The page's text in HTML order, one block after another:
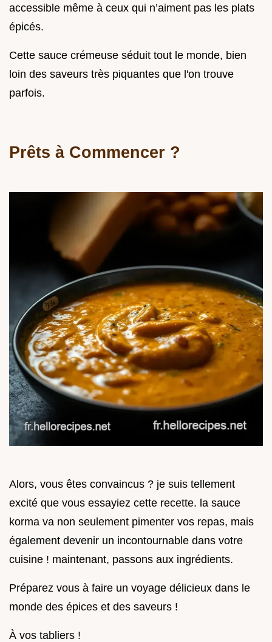
accessible même à ceux qui n’aiment pas les plats
épicés.
Cette sauce crémeuse séduit tout le monde, bien
loin des saveurs très piquantes que l'on trouve
parfois.
Prêts à Commencer ?
Alors, vous êtes convaincus ? je suis tellement
excité que vous essayiez cette recette. la sauce
korma va non seulement pimenter vos repas, mais
également devenir un incontournable dans votre
cuisine ! maintenant, passons aux ingrédients.
Préparez vous à faire un voyage délicieux dans le
monde des épices et des saveurs !
À vos tabliers !